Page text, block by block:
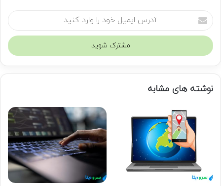
آ
د
س
ی
ی
ر
نوشته های مشابه